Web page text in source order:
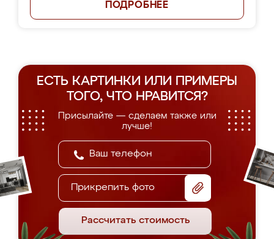
ПОДРОБНЕЕ
ЕСТЬ КАРТИНКИ ИЛИ ПРИМЕРЫ
ТОГО, ЧТО НРАВИТСЯ?
Присылайте — сделаем также или
лучше!
Прикрепить фото
Рассчитать стоимость